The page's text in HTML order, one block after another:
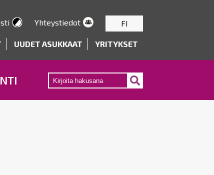
Yhteystiedot FI
UUDET ASUKKAAT YRITYKSET